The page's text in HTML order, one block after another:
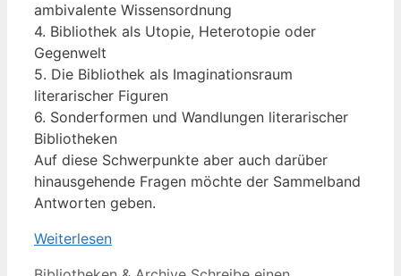
ambivalente Wissensordnung
4. Bibliothek als Utopie, Heterotopie oder
Gegenwelt
5. Die Bibliothek als Imaginationsraum
literarischer Figuren
6. Sonderformen und Wandlungen literarischer
Bibliotheken
Auf diese Schwerpunkte aber auch darüber
hinausgehende Fragen möchte der Sammelband
Antworten geben.
Weiterlesen